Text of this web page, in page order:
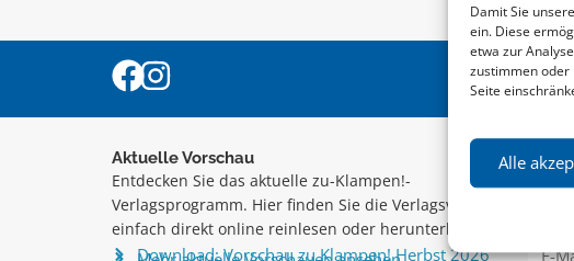
Damit Sie
ein. Diese
etwa zur
zustimmen oder
Seite
Alle
Aktuelle Vorschau
Entdecken Sie das aktuelle zu-Klampen!-
Verlagsprogramm. Hier finden Sie die Verlagsvorschau –
einfach direkt online reinlesen oder herunterladen.
Download: Vorschau zu Klampen! Herbst 2026